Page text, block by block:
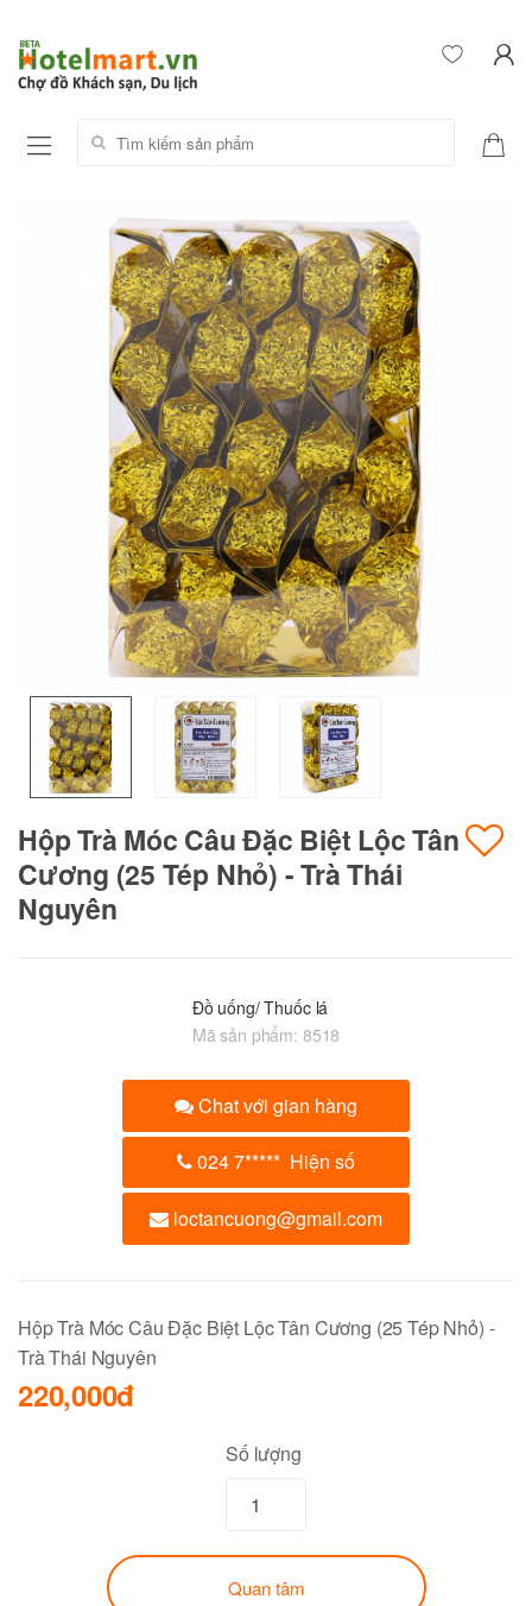
Tìm kiếm sản phẩm:
Hộp Trà Móc Câu Đặc Biệt Lộc Tân
Cương (25 Tép Nhỏ) - Trà Thái
Nguyên
Đồ uống/ Thuốc lá
Mã sản phẩm: 8518
Chat với gian hàng
024 7***** Hiện số
loctancuong@gmail.com
Hộp Trà Móc Câu Đặc Biệt Lộc Tân Cương (25 Tép Nhỏ) -
Trà Thái Nguyên
220,000đ
Số lượng
Quan tâm